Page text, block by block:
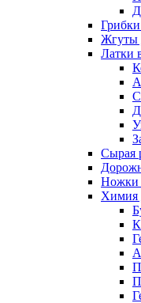
Жгуты
Латки
Сырая
Ножки
Химия